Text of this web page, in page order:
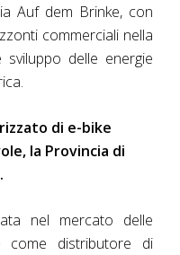
Auf dem Brinke, con
commerciali nella
delle energie
di e-bike
la Provincia di
nel mercato delle
come distributore di